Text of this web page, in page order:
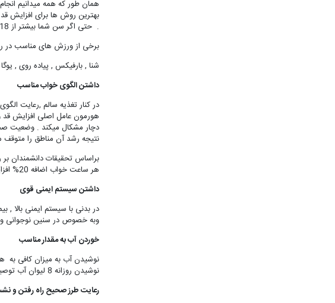
همان طور که همه میدانیم
بهترین روش ها برای افزایش
. حتی اگر سن شما بیشتر از 18 سال است تا رسیدن به دهه سوم زندگی با ورزش کردن میتوانید چند سانتی متر به قد خود اضافه کنید .
برخی از ورزش های مناسب در
شنا , بارفیکس , پیاده روی ,
داشتن الگوی خواب مناسب
در کنار تغذیه سالم ,رعایت
هورمون عامل اصلی افزایش
دچار مشکال میکند . وضعیت
نتیجه رشد آن مناطق را متوقف
هر ساعت خواب اضافه 20% افزایش رشد خواهد داشت .
داشتن سیستم ایمنی قوی
در بدنی با سیستم ایمنی بالا ,
وبه خصوص در سنین نوجوانی
خوردن آب به مقدار مناسب
نوشیدن آب به میزان کافی به
نوشیدن روزانه 8 لیوان آب توصیه میشود .
رعایت طرز صحیح راه رفتن و